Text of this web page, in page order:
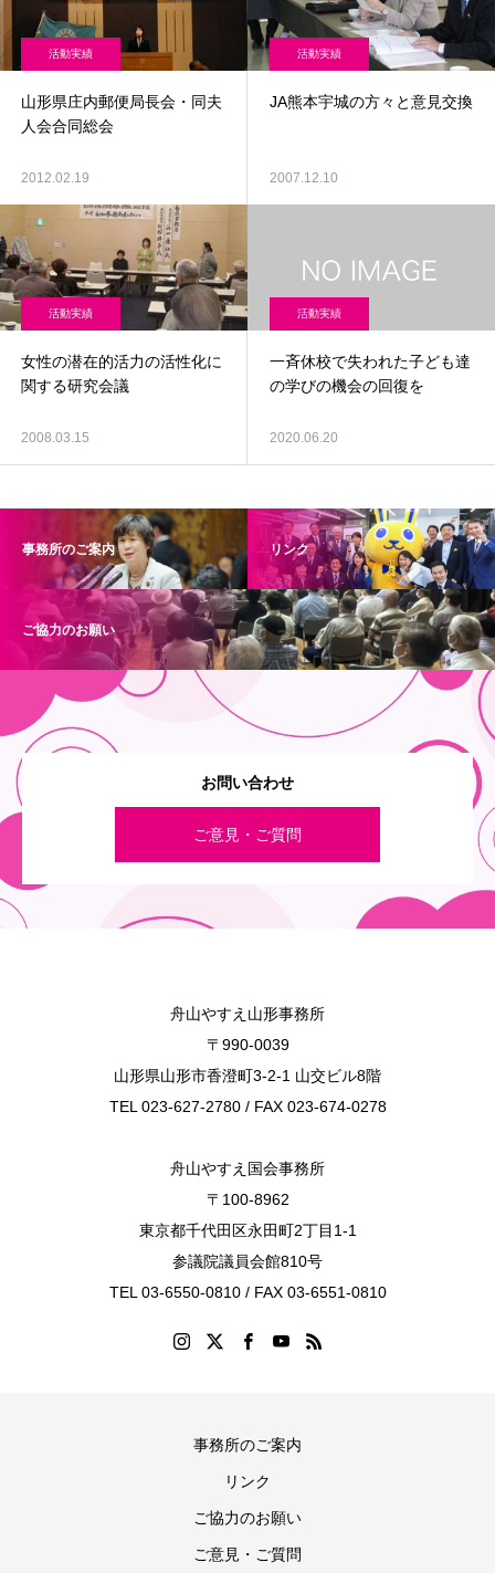
活動実績
山形県庄内郵便局長会・同夫
人会合同総会
2012.02.19
活動実績
JA熊本宇城の方々と意見交換
2007.12.10
活動実績
女性の潜在的活力の活性化に
関する研究会議
2008.03.15
活動実績
一斉休校で失われた子ども達
の学びの機会の回復を
2020.06.20
事務所のご案内 リンク
ご協力のお願い
お問い合わせ
ご意見・ご質問
舟山やすえ山形事務所
〒990-0039
山形県山形市香澄町3-2-1 山交ビル8階
TEL 023-627-2780 / FAX 023-674-0278
舟山やすえ国会事務所
〒100-8962
東京都千代田区永田町2丁目1-1
参議院議員会館810号
TEL 03-6550-0810 / FAX 03-6551-0810
事務所のご案内
リンク
ご協力のお願い
ご意見・ご質問